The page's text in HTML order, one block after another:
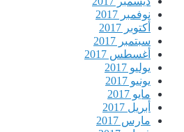
نوفمبر 2017
أكتوبر 2017
سبتمبر 2017
أغسطس 2017
يوليو 2017
يونيو 2017
مايو 2017
أبريل 2017
مارس 2017